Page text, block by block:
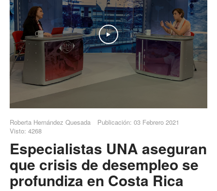
Play
Roberta Hernández Quesada
Publicación: 03 Febrero 2021
Visto: 4268
Especialistas UNA aseguran
que crisis de desempleo se
profundiza en Costa Rica